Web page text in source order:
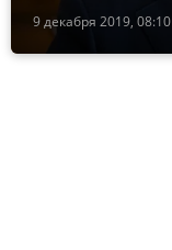
9 декабря 2019, 08:10